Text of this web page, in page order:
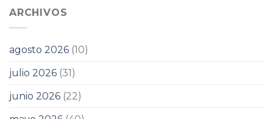
ARCHIVOS
agosto 2026 (10)
julio 2026 (31)
junio 2026 (22)